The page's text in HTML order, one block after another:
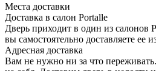
Места доставки
Доставка в салон Portalle
Дверь приходит в один из салонов
вы самостоятельно доставляете ее
Адресная доставка
Вам не нужно ни за что переживать.